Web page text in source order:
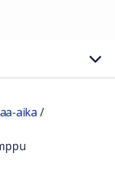
aika /